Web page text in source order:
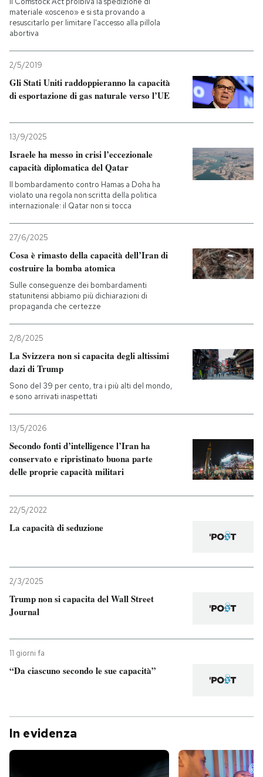
materiale «osceno» e si sta provando a
resuscitarlo per limitare l'accesso alla pillola
abortiva
2/5/2019
Gli Stati Uniti raddoppieranno la capacità
di esportazione di gas naturale verso l’UE
13/9/2025
Israele ha messo in crisi l’eccezionale
capacità diplomatica del Qatar
Il bombardamento contro Hamas a Doha ha
violato una regola non scritta della politica
internazionale: il Qatar non si tocca
27/6/2025
Cosa è rimasto della capacità dell’Iran di
costruire la bomba atomica
Sulle conseguenze dei bombardamenti
statunitensi abbiamo più dichiarazioni di
propaganda che certezze
2/8/2025
La Svizzera non si capacita degli altissimi
dazi di Trump
Sono del 39 per cento, tra i più alti del mondo,
e sono arrivati inaspettati
13/5/2026
Secondo fonti d’intelligence l’Iran ha
conservato e ripristinato buona parte
delle proprie capacità militari
22/5/2022
La capacità di seduzione
2/3/2025
Trump non si capacita del Wall Street
Journal
11 giorni fa
“Da ciascuno secondo le sue capacità”
In evidenza